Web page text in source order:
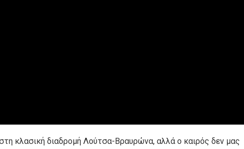
κλασική διαδρομή Λούτσα-Βραυρώνα, αλλά ο καιρός δεν μας